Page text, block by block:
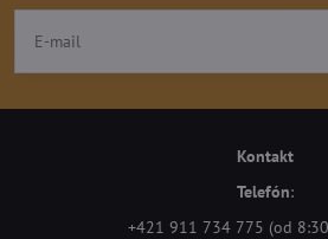
Kontakt
Telefón:
+421 911 734 775 (od